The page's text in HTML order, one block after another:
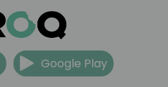
Google Play